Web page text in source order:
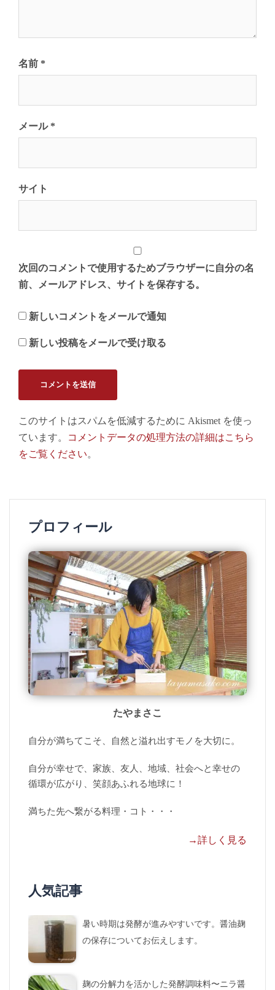
名前 *
メール *
サイト
次回のコメントで使用するためブラウザーに自分の名
前、メールアドレス、サイトを保存する。
新しいコメントをメールで通知
新しい投稿をメールで受け取る
このサイトはスパムを低減するために Akismet を使っ
ています。
コメントデータの処理方法の詳細はこちら
をご覧ください。
プロフィール
たやまさこ
自分が満ちてこそ、自然と溢れ出すモノを大切に。
自分が幸せで、家族、友人、地域、社会へと幸せの
循環が広がり、笑顔あふれる地球に！
満ちた先へ繋がる料理・コト・・・
→詳しく見る
人気記事
暑い時期は発酵が進みやすいです。醤油麹
の保存についてお伝えします。
麹の分解力を活かした発酵調味料〜ニラ醤